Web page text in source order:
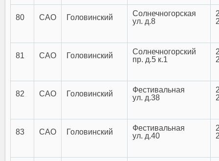
80 САО Головинский
Солнечногорская
ул. д.8
81 САО Головинский
Солнечногорский
пр. д.5 к.1
82 САО Головинский
Фестивальная
ул. д.38
83 САО Головинский
Фестивальная
ул. д.40